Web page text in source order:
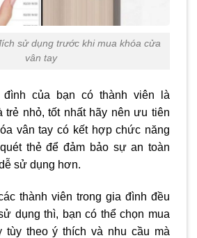
sử dụng trước khi mua khóa cửa
vân tay
của bạn có thành viên là
trẻ nhỏ, tốt nhất hãy nên ưu tiên
vân tay có kết hợp chức năng
thẻ để đảm bảo sự an toàn
sử dụng hơn.
thành viên trong gia đình đều
dụng thì, bạn có thể chọn mua
tùy theo ý thích và nhu cầu mà